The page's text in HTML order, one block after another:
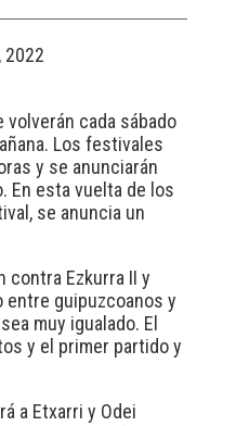
2022
cada sábado
Los festivales
y se anunciarán
En esta vuelta de los
se anuncia un
contra Ezkurra II y
entre guipuzcoanos y
muy igualado. El
y el primer partido y
a Etxarri y Odei